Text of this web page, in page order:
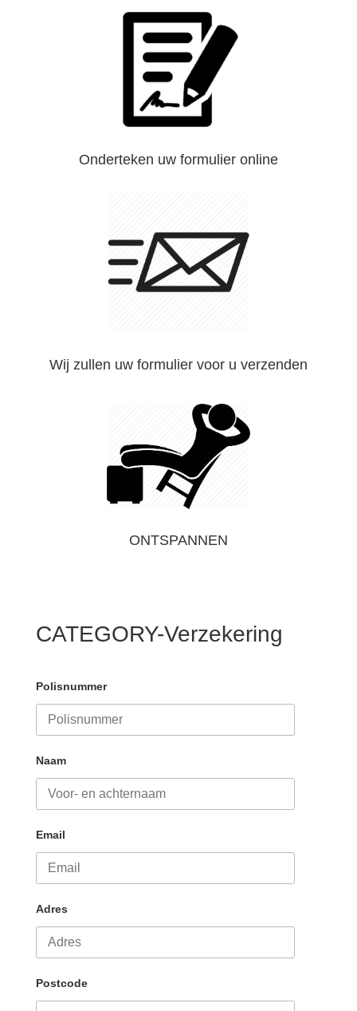
Onderteken uw formulier online
Wij zullen uw formulier voor u verzenden
ONTSPANNEN
CATEGORY-Verzekering
Polisnummer
Naam
Email
Adres
Postcode